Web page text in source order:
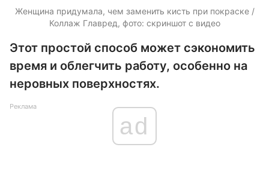
Женщина придумала, чем заменить кисть при покраске /
Коллаж Главред, фото: скриншот с видео
Этот простой способ может сэкономить
время и облегчить работу, особенно на
неровных поверхностях.
Реклама
ad